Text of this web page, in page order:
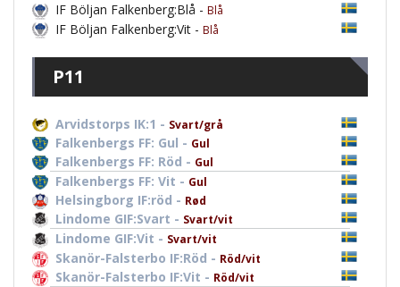
IF Böljan Falkenberg:Blå - Blå
IF Böljan Falkenberg:Vit - Blå
P11
Arvidstorps IK:1 - Svart/grå
Falkenbergs FF: Gul - Gul
Falkenbergs FF: Röd - Gul
Falkenbergs FF: Vit - Gul
Helsingborg IF:röd - Rød
Lindome GIF:Svart - Svart/vit
Lindome GIF:Vit - Svart/vit
Skanör-Falsterbo IF:Röd - Röd/vit
Skanör-Falsterbo IF:Vit - Röd/vit